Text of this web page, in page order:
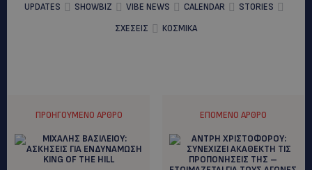
UPDATES SHOWBIZ VIBE NEWS CALENDAR
STORIES
ΣΧΕΣΕΙΣ
ΚΟΣΜΙΚΑ
ΠΡΟΗΓΟΎΜΕΝΟ ΆΡΘΡΟ ΕΠΌΜΕΝΟ ΆΡΘΡΟ